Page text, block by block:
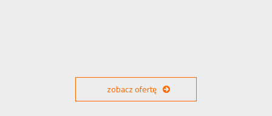
zobacz ofertę